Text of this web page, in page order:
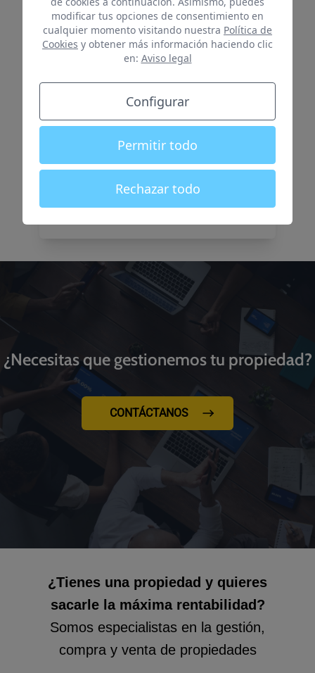
modificar tus opciones de consentimiento en
cualquier momento visitando nuestra Política de
Cookies y obtener más información haciendo clic
en: Aviso legal
Configurar
Permitir todo
Rechazar todo
Durante 10 meses el 15% de las mensualidades al
inquilino y el 10% de las siguientes al propietario
Todo lo de gestión intermedia más:
✓ Misma permanencia que duración
de contrato
✓ Contrato entre Hosticasa e
inquilino hasta 7 años
MÁS INFO
¿Necesitas que gestionemos tu propiedad?
CONTÁCTANOS
¿Tienes una propiedad y quieres
sacarle la máxima rentabilidad?
Somos especialistas en la gestión,
compra y venta de propiedades